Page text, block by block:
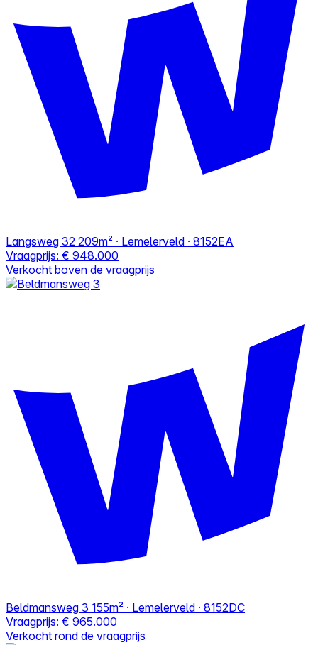
Langsweg 32 209m² · Lemelerveld · 8152EA
Vraagprijs: € 948.000
Verkocht boven de vraagprijs
Beldmansweg 3 155m² · Lemelerveld · 8152DC
Vraagprijs: € 965.000
Verkocht rond de vraagprijs